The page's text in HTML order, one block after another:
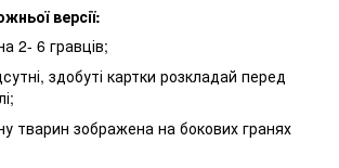
версії:
2- 6 гравців;
здобуті картки розкладай перед
тварин зображена на бокових гранях